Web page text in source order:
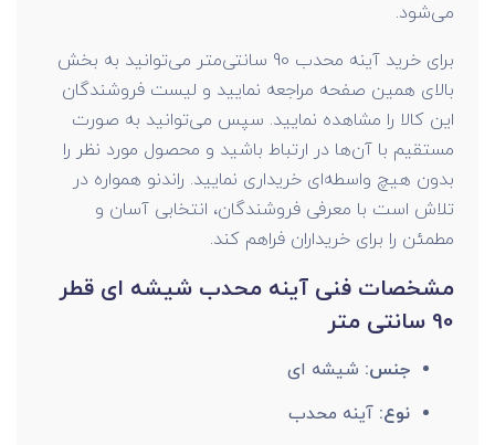
می‌شود.
برای خرید آینه محدب 90 سانتی‌متر می‌توانید به بخش
بالای همین صفحه مراجعه نمایید و لیست فروشندگان
این کالا را مشاهده نمایید. سپس می‌توانید به صورت
مستقیم با آن‌ها در ارتباط باشید و محصول مورد نظر را
بدون هیچ واسطه‌ای خریداری نمایید. راندنو همواره در
تلاش است با معرفی فروشندگان، انتخابی آسان و
مطمئن را برای خریداران فراهم کند.
مشخصات فنی آینه محدب شیشه ای قطر
90 سانتی متر
جنس: شیشه ای
نوع: آینه محدب